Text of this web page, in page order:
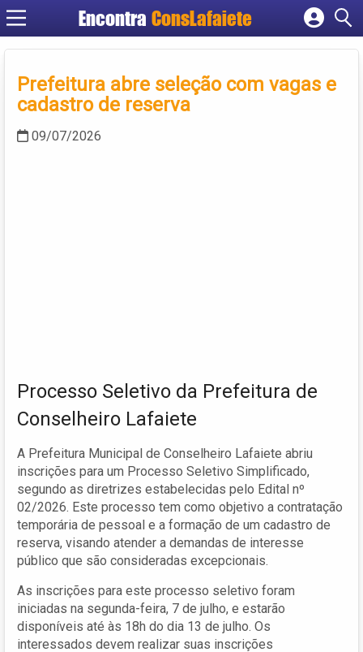
Encontra ConsLafaiete
Cadastrar empresa
Criar conta
Prefeitura abre seleção com vagas e
cadastro de reserva
09/07/2026
Processo Seletivo da Prefeitura de
Conselheiro Lafaiete
A Prefeitura Municipal de Conselheiro Lafaiete abriu
inscrições para um Processo Seletivo Simplificado,
segundo as diretrizes estabelecidas pelo Edital nº
02/2026. Este processo tem como objetivo a contratação
temporária de pessoal e a formação de um cadastro de
reserva, visando atender a demandas de interesse
público que são consideradas excepcionais.
As inscrições para este processo seletivo foram
iniciadas na segunda-feira, 7 de julho, e estarão
disponíveis até às 18h do dia 13 de julho. Os
interessados devem realizar suas inscrições